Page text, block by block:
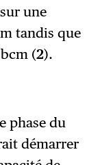
une
tandis que
(2).
phase du
démarrer